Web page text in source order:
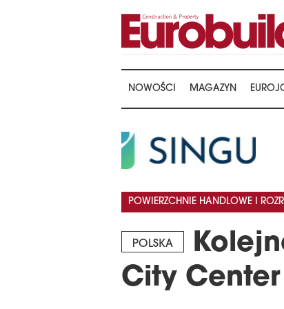
NOWOŚCI MAGAZYN
POLSKA
City Center
POWIERZCHNIE HANDLOWE I